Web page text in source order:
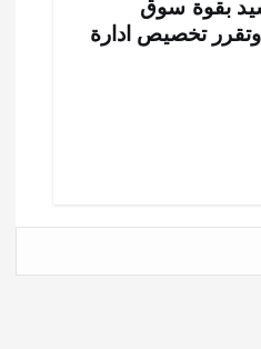
سوق
ادارة